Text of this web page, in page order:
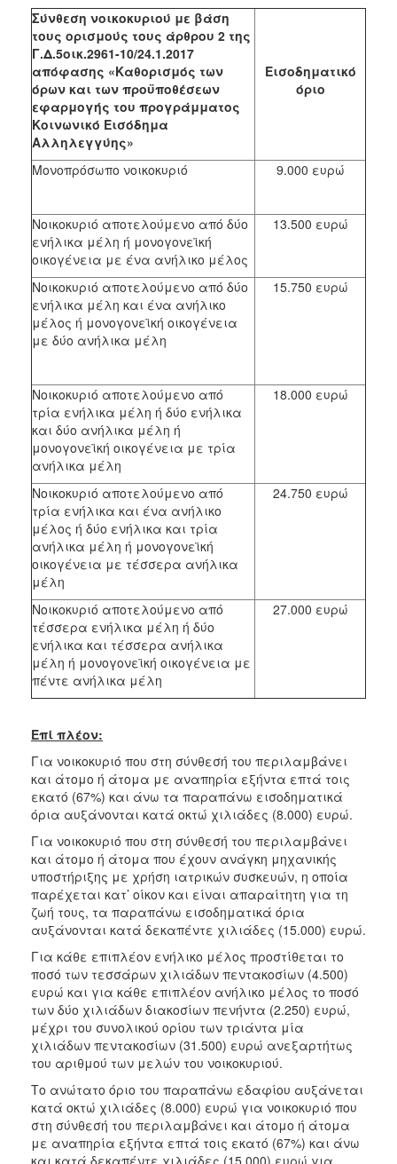
ΤΟΠΟΣ
ΔΗΜΟΣ
ΠΟΛΙΤΙΣΜΟΣ
Σύνθεση νοικοκυριού με βάση
τους ορισμούς τους άρθρου 2 της
Γ.Δ.5οικ.2961-10/24.1.2017
απόφασης «Καθορισμός των
όρων και των προϋποθέσεων
εφαρμογής του προγράμματος
Κοινωνικό Εισόδημα
Αλληλεγγύης»
Εισοδηματικό
όριο
Μονοπρόσωπο νοικοκυριό 9.000 ευρώ
Νοικοκυριό αποτελούμενο από δύο
ενήλικα μέλη ή μονογονεϊκή
οικογένεια με ένα ανήλικο μέλος
13.500 ευρώ
Νοικοκυριό αποτελούμενο από δύο
ενήλικα μέλη και ένα ανήλικο
μέλος ή μονογονεϊκή οικογένεια
με δύο ανήλικα μέλη
15.750 ευρώ
Νοικοκυριό αποτελούμενο από
τρία ενήλικα μέλη ή δύο ενήλικα
και δύο ανήλικα μέλη ή
μονογονεϊκή οικογένεια με τρία
ανήλικα μέλη
18.000 ευρώ
Νοικοκυριό αποτελούμενο από
τρία ενήλικα και ένα ανήλικο
μέλος ή δύο ενήλικα και τρία
ανήλικα μέλη ή μονογονεϊκή
οικογένεια με τέσσερα ανήλικα
μέλη
24.750 ευρώ
Νοικοκυριό αποτελούμενο από
τέσσερα ενήλικα μέλη ή δύο
ενήλικα και τέσσερα ανήλικα
μέλη ή μονογονεϊκή οικογένεια με
πέντε ανήλικα μέλη
27.000 ευρώ
Επί πλέον:
Για νοικοκυριό που στη σύνθεσή του περιλαμβάνει
και άτομο ή άτομα με αναπηρία εξήντα επτά τοις
εκατό (67%) και άνω τα παραπάνω εισοδηματικά
όρια αυξάνονται κατά οκτώ χιλιάδες (8.000) ευρώ.
Για νοικοκυριό που στη σύνθεσή του περιλαμβάνει
και άτομο ή άτομα που έχουν ανάγκη μηχανικής
υποστήριξης με χρήση ιατρικών συσκευών, η οποία
παρέχεται κατ’ οίκον και είναι απαραίτητη για τη
ζωή τους, τα παραπάνω εισοδηματικά όρια
αυξάνονται κατά δεκαπέντε χιλιάδες (15.000) ευρώ.
Για κάθε επιπλέον ενήλικο μέλος προστίθεται το
ποσό των τεσσάρων χιλιάδων πεντακοσίων (4.500)
ευρώ και για κάθε επιπλέον ανήλικο μέλος το ποσό
των δύο χιλιάδων διακοσίων πενήντα (2.250) ευρώ,
μέχρι του συνολικού ορίου των τριάντα μία
χιλιάδων πεντακοσίων (31.500) ευρώ ανεξαρτήτως
του αριθμού των μελών του νοικοκυριού.
Το ανώτατο όριο του παραπάνω εδαφίου αυξάνεται
κατά οκτώ χιλιάδες (8.000) ευρώ για νοικοκυριό που
στη σύνθεσή του περιλαμβάνει και άτομο ή άτομα
με αναπηρία εξήντα επτά τοις εκατό (67%) και άνω
και κατά δεκαπέντε χιλιάδες (15.000) ευρώ για